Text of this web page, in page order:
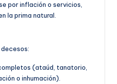
por inflación o servicios,
la prima natural.
(ataúd, tanatorio,
o inhumación).